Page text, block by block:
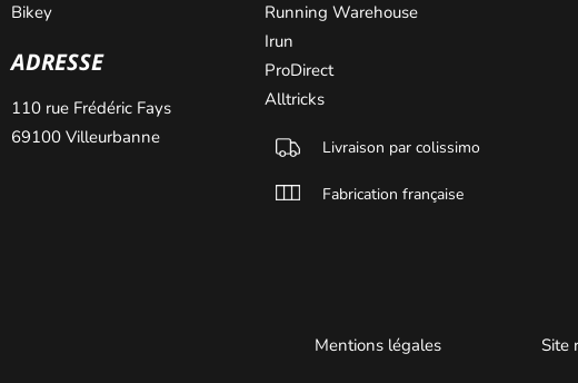
Bikey
ADRESSE
110 rue Frédéric Fays
69100 Villeurbanne
Running Warehouse
Irun
ProDirect
Alltricks
Livraison par colissimo
Fabrication française
Mentions légales Site